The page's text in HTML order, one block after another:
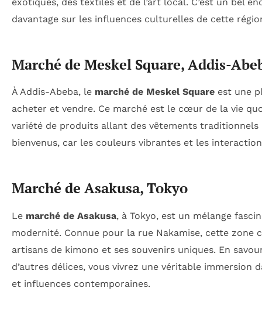
davantage sur les influences culturelles de cette
Marché de Meskel Square, Addis-
À Addis-Abeba, le marché de Meskel Square est une
acheter et vendre. Ce marché est le cœur de la vie
variété de produits allant des vêtements
bienvenus, car les couleurs vibrantes et les
Marché de Asakusa, Tokyo
Le marché de Asakusa, à Tokyo, est un mélange
modernité. Connue pour la rue Nakamise, cette zone
artisans de kimono et ses souvenirs uniques. En
d’autres délices, vous vivrez une véritable immersion
et influences contemporaines.